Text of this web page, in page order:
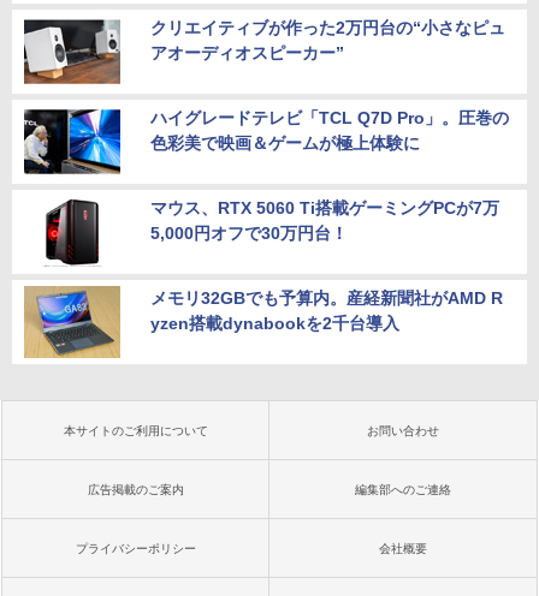
クリエイティブが作った2万円台の“小さなピュ
アオーディオスピーカー”
ハイグレードテレビ「TCL Q7D Pro」。圧巻の
色彩美で映画＆ゲームが極上体験に
マウス、RTX 5060 Ti搭載ゲーミングPCが7万
5,000円オフで30万円台！
メモリ32GBでも予算内。産経新聞社がAMD R
yzen搭載dynabookを2千台導入
本サイトのご利用について お問い合わせ
広告掲載のご案内 編集部へのご連絡
プライバシーポリシー 会社概要